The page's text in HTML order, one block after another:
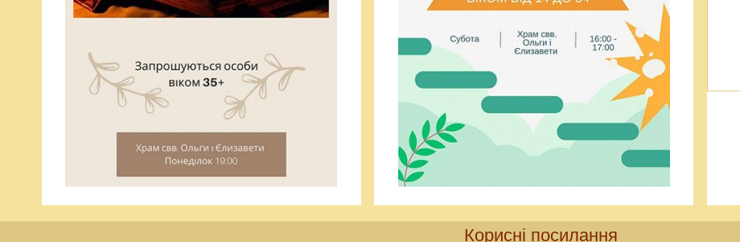
Корисні посилання